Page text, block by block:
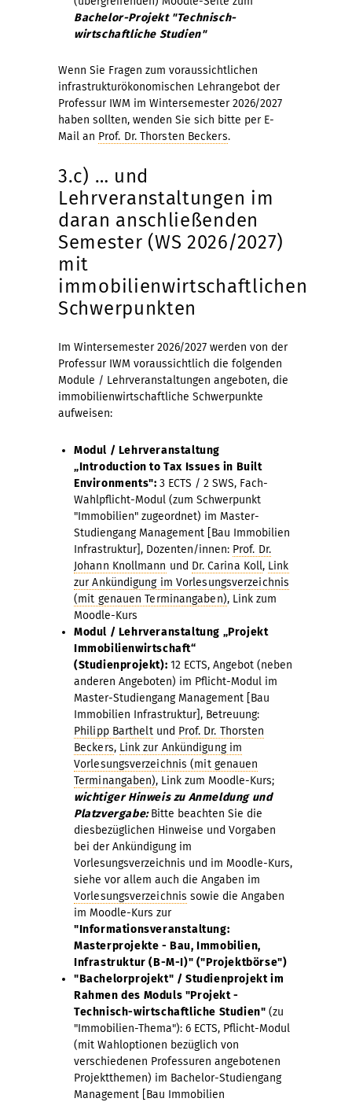
Bachelor-Projekt "Technisch-
wirtschaftliche Studien"
Wenn Sie Fragen zum voraussichtlichen
infrastrukturökonomischen Lehrangebot der
Professur IWM im Wintersemester 2026/2027
haben sollten, wenden Sie sich bitte per E-
Mail an Prof. Dr. Thorsten Beckers.
3.c) … und
Lehrveranstaltungen im
daran anschließenden
Semester (WS 2026/2027)
mit
immobilienwirtschaftlichen
Schwerpunkten
Im Wintersemester 2026/2027 werden von der
Professur IWM voraussichtlich die folgenden
Module / Lehrveranstaltungen angeboten, die
immobilienwirtschaftliche Schwerpunkte
aufweisen:
Modul / Lehrveranstaltung
„Introduction to Tax Issues in Built
Environments": 3 ECTS / 2 SWS, Fach-
Wahlpflicht-Modul (zum Schwerpunkt
"Immobilien" zugeordnet) im Master-
Studiengang Management [Bau Immobilien
Infrastruktur], Dozenten/innen: Prof. Dr.
Johann Knollmann und Dr. Carina Koll, Link
zur Ankündigung im Vorlesungsverzeichnis
(mit genauen Terminangaben), Link zum
Moodle-Kurs
Modul / Lehrveranstaltung „Projekt
Immobilienwirtschaft“
(Studienprojekt): 12 ECTS, Angebot (neben
anderen Angeboten) im Pflicht-Modul im
Master-Studiengang Management [Bau
Immobilien Infrastruktur], Betreuung:
Philipp Bartheltund Prof. Dr. Thorsten
Beckers, Link zur Ankündigung im
Vorlesungsverzeichnis (mit genauen
Terminangaben), Link zum Moodle-Kurs;
wichtiger Hinweis zu Anmeldung und
Platzvergabe:Bitte beachten Sie die
diesbezüglichen Hinweise und Vorgaben
bei der Ankündigung im
Vorlesungsverzeichnis und im Moodle-Kurs,
siehe vor allem auch die Angaben im
Vorlesungsverzeichnis sowie die Angaben
im Moodle-Kurs zur
"Informationsveranstaltung:
Masterprojekte - Bau, Immobilien,
Infrastruktur (B-M-I)" ("Projektbörse")
"Bachelorprojekt" / Studienprojekt im
Rahmen des Moduls "Projekt -
Technisch-wirtschaftliche Studien"(zu
"Immobilien-Thema"): 6 ECTS, Pflicht-Modul
(mit Wahloptionen bezüglich von
verschiedenen Professuren angebotenen
Projektthemen) im Bachelor-Studiengang
Management [Bau Immobilien